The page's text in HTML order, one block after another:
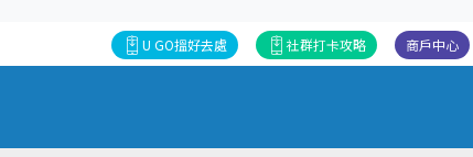
商戶中心
社群打卡攻略
U GO搵好去處